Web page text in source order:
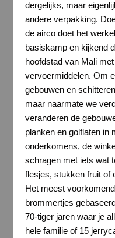
dergelijks, maar
andere verpakking.
de airco doet het
basiskamp en kijkend
hoofdstad van Mali
vervoermiddelen. Om
gebouwen en
maar naarmate we
veranderen de
planken en golflaten in
onderkomens, de
schragen met iets wat
flesjes, stukken fruit of
Het meest
brommertjes
70-tiger jaren waar je
hele familie of 15